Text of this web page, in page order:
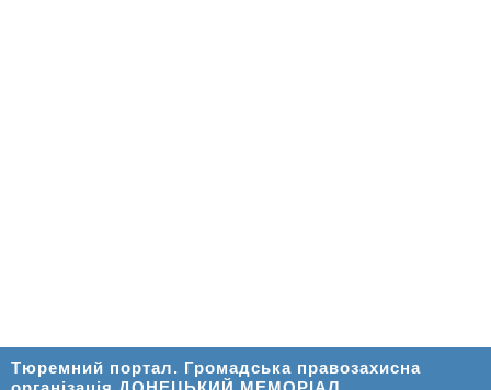
Тюремний портал. Громадська правозахисна